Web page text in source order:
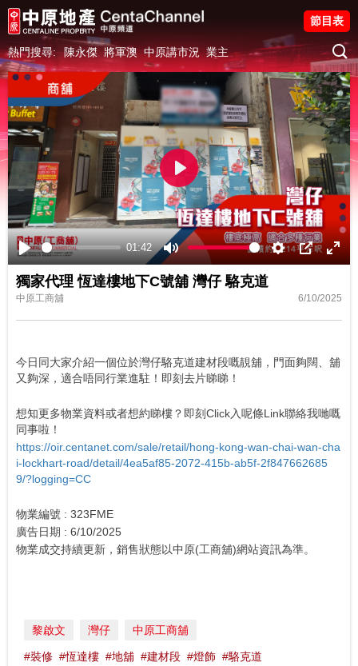
熱門搜尋: 陳永傑 將軍澳 中原講市況 業主
節目表
Play
01:42
Mute Settings
PIP
Play
獨家代理 恆達樓地下C號舖 灣仔 駱克道
中原工商舖 6/10/2025
今日同大家介紹一個位於灣仔駱克道建材段嘅靚舖，門面夠闊、舖
又夠深，適合唔同行業進駐！即刻去片睇睇！
想知更多物業資料或者想約睇樓？即刻Click入呢條Link聯絡我哋嘅
同事啦！
https://oir.centanet.com/sale/retail/hong-kong-wan-chai-wan-cha
i-lockhart-road/detail/4ea5af85-2072-415b-ab5f-2f847662685
9/?logging=CC
物業編號 : 323FME
廣告日期 : 6/10/2025
物業成交持續更新，銷售狀態以中原(工商舖)網站資訊為準。
黎啟文 灣仔 中原工商舖
#裝修 #恆達樓 #地舖 #建材段 #燈飾 #駱克道